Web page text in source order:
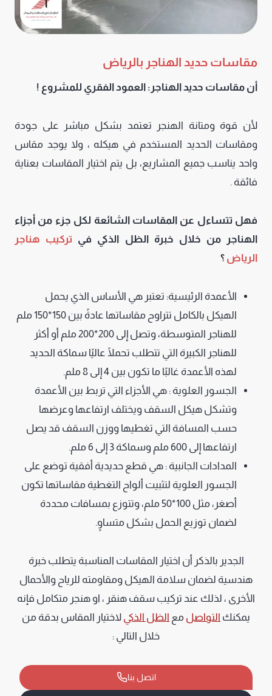
مقاسات حديد الهناجر بالرياض
أن مقاسات حديد الهناجر: العمود الفقري للمشروع !
لأن قوة ومتانة الهنجر تعتمد بشكل مباشر على جودة
ومقاسات الحديد المستخدم في هيكله ، ولا يوجد مقاس
واحد يناسب جميع المشاريع، بل يتم اختيار المقاسات بعناية
فائقة .
فهل تتساءل عن المقاسات الشائعة لكل جزء من أجزاء
الهناجر من خلال خبرة الظل الذكي في تركيب هناجر
الرياض ؟
الأعمدة الرئيسية: تعتبر هي الأساس الذي يحمل
الهيكل بالكامل تتراوح مقاساتها عادةً بين 150*150 ملم
للهناجر المتوسطة، وتصل إلى 200*200 ملم أو أكثر
للهناجر الكبيرة التي تتطلب تحملًا عاليًا سماكة الحديد
لهذه الأعمدة غالبًا ما تكون بين 4 إلى 8 ملم.
الجسور العلوية : هي الأجزاء التي تربط بين الأعمدة
وتشكل هيكل السقف ويختلف ارتفاعها وعرضها
حسب المسافة التي تغطيها ووزن السقف قد يصل
ارتفاعها إلى 600 ملم وسماكة 3 إلى 6 ملم.
المدادات الجانبية : هي قطع حديدية أفقية توضع على
الجسور العلوية لتثبيت ألواح التغطية مقاساتها تكون
أصغر، مثل 100*50 ملم، وتتوزع بمسافات محددة
لضمان توزيع الحمل بشكل متساوٍ.
الجدير بالذكر أن اختيار المقاسات المناسبة يتطلب خبرة
هندسية لضمان سلامة الهيكل ومقاومته للرياح والأحمال
الأخرى ، لذلك عند تركيب سقف هنقر ، او هنجر متكامل فإنه
يمكنك التواصل مع الظل الذكي لاختيار المقاس بدقة من
خلال التالي :
اتصل بنا